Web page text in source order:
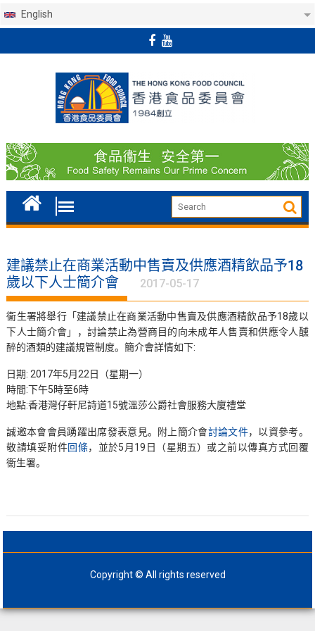
English
建議禁止在商業活動中售賣及供應酒精飲品予18
歲以下人士簡介會
2017-05-17
衞生署將舉行「建議禁止在商業活動中售賣及供應酒精飲品予18歲以
下人士簡介會」，討論禁止為營商目的向未成年人售賣和供應令人醺
醉的酒類的建議規管制度。簡介會詳情如下:
日期: 2017年5月22日（星期一）
時間:下午5時至6時
地點:香港灣仔軒尼詩道15號溫莎公爵社會服務大廈禮堂
誠邀本會會員踴躍出席發表意見。附上簡介會討論文件，以資參考。
敬請填妥附件回條，並於5月19日（星期五）或之前以傳真方式回覆
衞生署。
Copyright © All rights reserved